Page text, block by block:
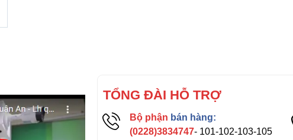
TỔNG ĐÀI HỖ TRỢ
Bộ phận bán hàng:
(0228)3834747- 101-102-103-105